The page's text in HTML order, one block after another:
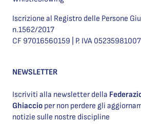
Iscrizione al Registro delle Persone
n.1562/2017
CF 97016560159 | P. IVA 05235981007
NEWSLETTER
Iscriviti alla newsletter della
Ghiaccio per non perdere gli
notizie sulle nostre discipline